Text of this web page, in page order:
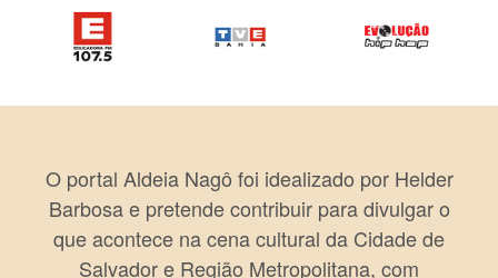
O portal Aldeia Nagô foi idealizado por Helder
Barbosa e pretende contribuir para divulgar o
que acontece na cena cultural da Cidade de
Salvador e Região Metropolitana, com